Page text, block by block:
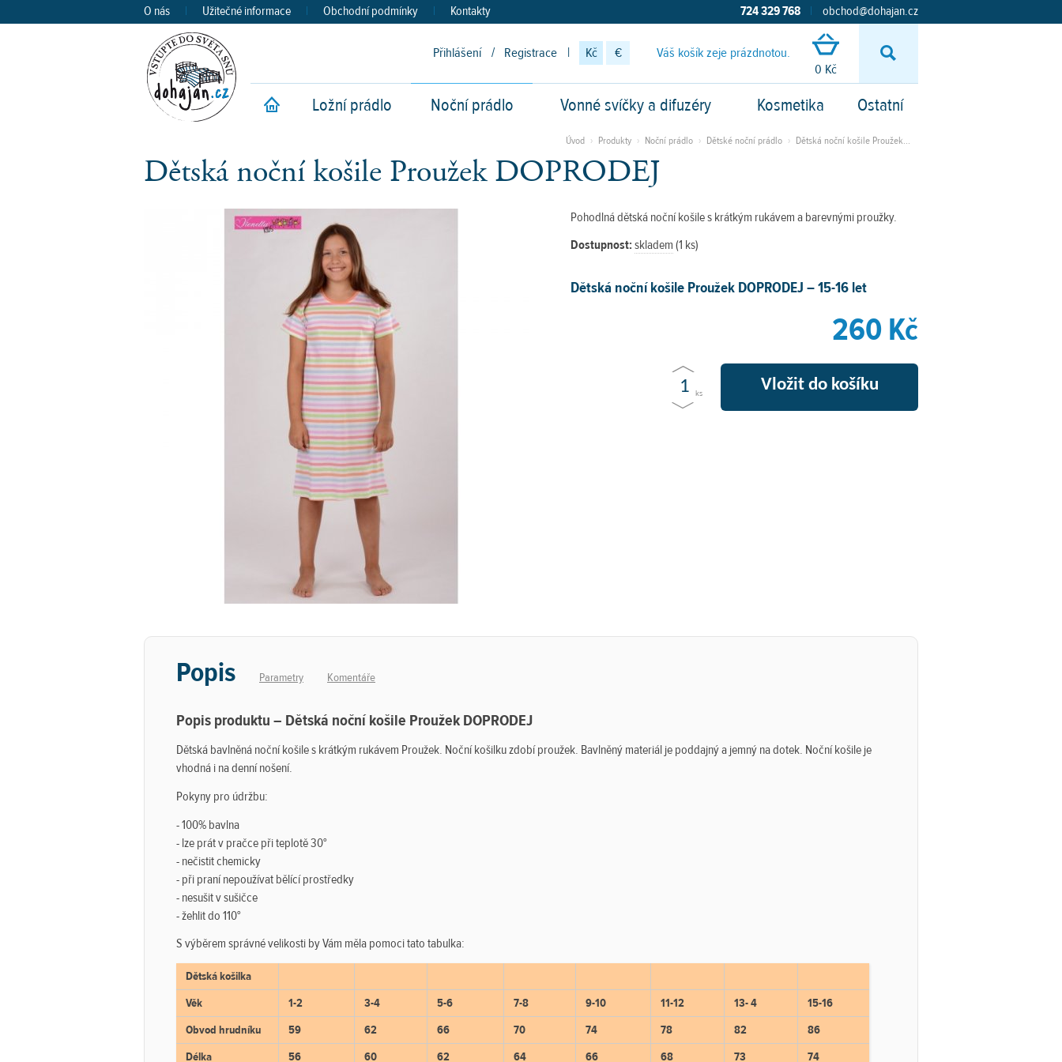
O nás | Užitečné informace | Obchodní podmínky | Kontakty 724 329 768 | obchod@dohajan.cz
Přihlášení / Registrace | Kč €
Váš košík zeje prázdnotou.
0 Kč
Úvod
Ložní prádlo Noční prádlo Vonné svíčky a difuzéry Kosmetika Ostatní
Úvod › Produkty › Noční prádlo › Dětské noční prádlo › Dětská noční košile Proužek...
Dětská noční košile Proužek DOPRODEJ
Pohodlná dětská noční košile s krátkým rukávem a barevnými proužky.
Dostupnost: skladem (1 ks)
Dětská noční košile Proužek DOPRODEJ – 15-16 let
260 Kč
ks Vložit do košíku
Popis Parametry Komentáře
Popis produktu – Dětská noční košile Proužek DOPRODEJ
Dětská bavlněná noční košile s krátkým rukávem Proužek. Noční košilku zdobí proužek. Bavlněný materiál je poddajný a jemný na dotek. Noční košile je
vhodná i na denní nošení.
Pokyny pro údržbu:
- 100% bavlna
- lze prát v pračce při teplotě 30°
- nečistit chemicky
- při praní nepoužívat bělící prostředky
- nesušit v sušičce
- žehlit do 110°
S výběrem správné velikosti by Vám měla pomoci tato tabulka:
Dětská košilka
Věk
1-2 3-4 5-6 7-8 9-10 11-12 13- 4
15-16
Obvod hrudníku
59 62 66 70 74 78 82
86
Délka
56 60 62 64 66 68 73 74